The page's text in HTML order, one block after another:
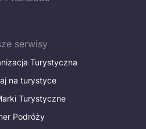
serwisy
Turystyczna
na turystyce
Turystyczne
Podróży